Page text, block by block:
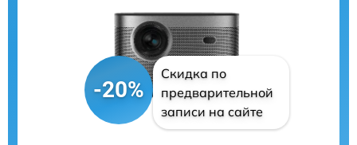
-20%
Скидка по
предварительной
записи на сайте